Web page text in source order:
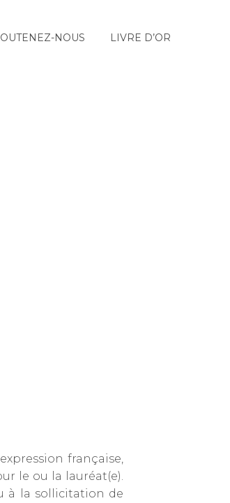
NOUS LIVRE D’OR
française,
le ou la lauréat(e).
à la sollicitation de